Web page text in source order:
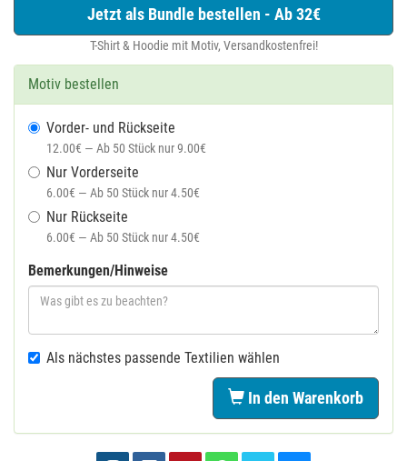
Jetzt als Bundle bestellen - Ab 32€
T-Shirt & Hoodie mit Motiv, Versandkostenfrei!
Motiv bestellen
Vorder- und Rückseite
12.00€ — Ab 50 Stück nur 9.00€
Nur Vorderseite
6.00€ — Ab 50 Stück nur 4.50€
Nur Rückseite
6.00€ — Ab 50 Stück nur 4.50€
Bemerkungen/Hinweise
Als nächstes passende Textilien wählen
In den Warenkorb